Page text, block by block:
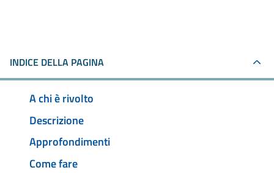
INDICE DELLA PAGINA
A chi è rivolto
Descrizione
Approfondimenti
Come fare